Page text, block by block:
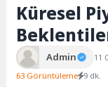
Küresel
Admin 11
63 Görüntüleme 9 dk.